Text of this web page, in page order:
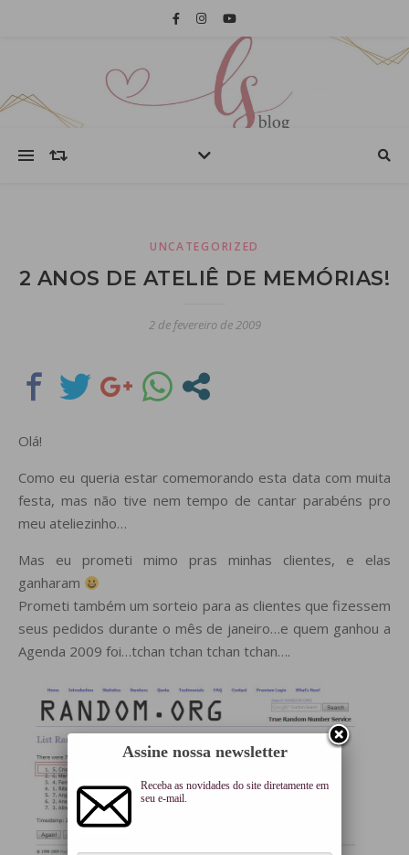
UNCATEGORIZED
2 ANOS DE ATELIÊ DE MEMÓRIAS!
2 de fevereiro de 2009
Olá!
Como eu queria estar comemorando esta data com muita
festa, mas não tive nem tempo de cantar parabéns pro
meu ateliezinho…
Mas eu prometi mimo pras minhas clientes, e elas
ganharam
Prometi também um sorteio para as clientes que fizessem
seus pedidos durante o mês de janeiro…e quem ganhou a
Agenda 2009 foi…tchan tchan tchan tchan….
Assine nossa newsletter
Receba as novidades do site diretamente em
seu e-mail.